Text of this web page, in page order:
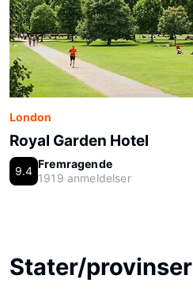
London
Royal Garden Hotel
9.4
Fremragende
1919 anmeldelser
Stater/provinser